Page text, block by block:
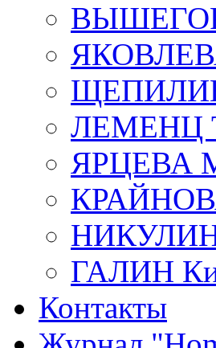
ЛЕМЕНЦ
ЯРЦЕВА
КРАЙНОВА
ГАЛИН
Контакты